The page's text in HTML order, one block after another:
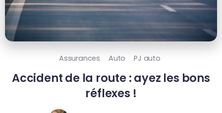
Assurances Auto PJ auto
Accident de la route : ayez les bons
réflexes !